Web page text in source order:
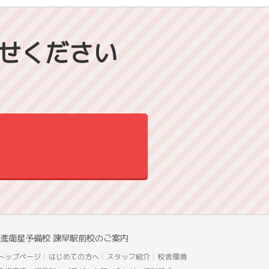
ください
衛星予備校 諫早駅前校のご案内
トップページ はじめての方へ スタッフ紹介
校舎環境